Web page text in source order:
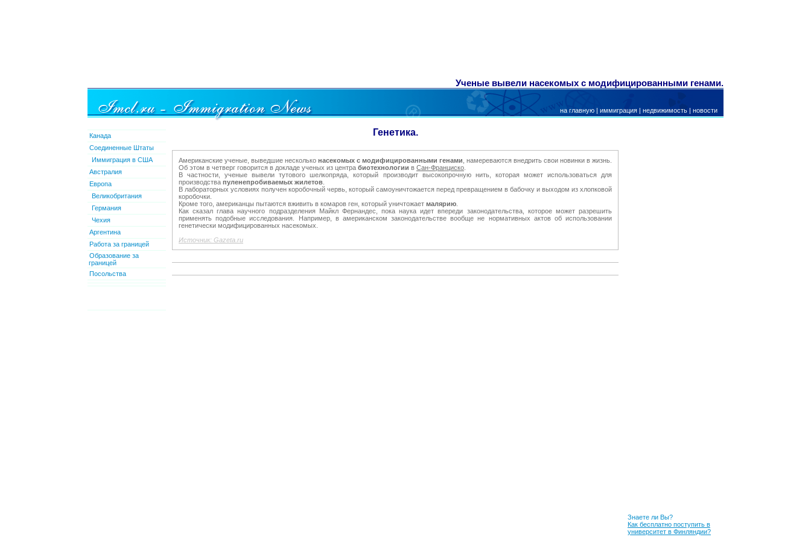
Ученые вывели насекомых с модифицированными генами.
на главную | иммиграция | недвижимость | новости
Канада
Соединенные Штаты
Иммиграция в США
Австралия
Европа
Великобритания
Германия
Чехия
Аргентина
Работа за границей
Образование за
границей
Посольства
Генетика.
Американские ученые, выведшие несколько насекомых с модифицированными генами , намереваются внедрить свои новинки в жизнь.
Об этом в четверг говорится в докладе ученых из центра биотехнологии в Сан-Франциско
В частности, ученые вывели тутового шелкопряда, который производит высокопрочную нить, которая может использоваться для
производства пуленепробиваемых жилетов
В лабораторных условиях получен коробочный червь, который самоуничтожается перед превращением в бабочку и выходом из хлопковой
коробочки.
Кроме того, американцы пытаются вживить в комаров ген, который уничтожает малярию
Как сказал глава научного подразделения Майкл Фернандес, пока наука идет впереди законодательства, которое может разрешить
применять подобные исследования. Например, в американском законодательстве вообще не нормативных актов об использовании
генетически модифицированных насекомых.
Источник: Gazeta.ru
Знаете ли Вы?
Как бесплатно поступить в
университет в Финляндии?